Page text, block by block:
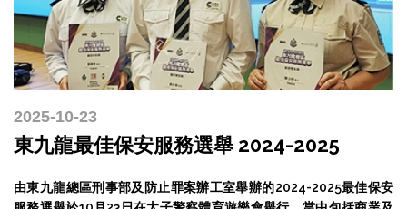
2025-10-23
東九龍最佳保安服務選舉 2024-2025
由東九龍總區刑事部及防止罪案辦工室舉辦的2024-2025最佳保安